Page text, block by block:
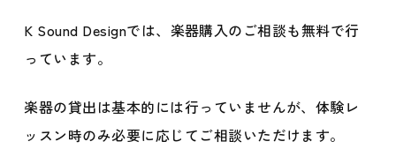
K Sound Designでは、楽器購入のご相談も無料で行
っています。
楽器の貸出は基本的には行っていませんが、体験レ
ッスン時のみ必要に応じてご相談いただけます。